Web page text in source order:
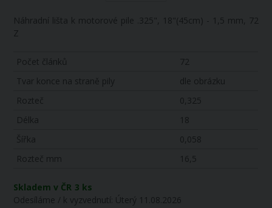
Náhradní lišta k motorové pile .325", 18"(45cm) - 1,5 mm, 72
Z
Počet článků
72
Tvar konce na straně pily
dle obrázku
Rozteč
0,325
Délka
18
Šířka
0,058
Rozteč mm
16,5
Skladem v ČR 3 ks
Odesíláme / k vyzvednutí: Úterý 11.08.2026